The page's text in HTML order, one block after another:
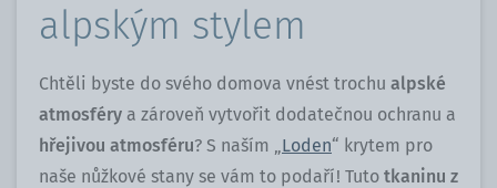
alpským stylem
Chtěli byste do svého domova vnést trochu alpské
atmosféry a zároveň vytvořit dodatečnou ochranu a
hřejivou atmosféru? S naším „Loden“ krytem pro
naše nůžkové stany se vám to podaří! Tuto tkaninu z